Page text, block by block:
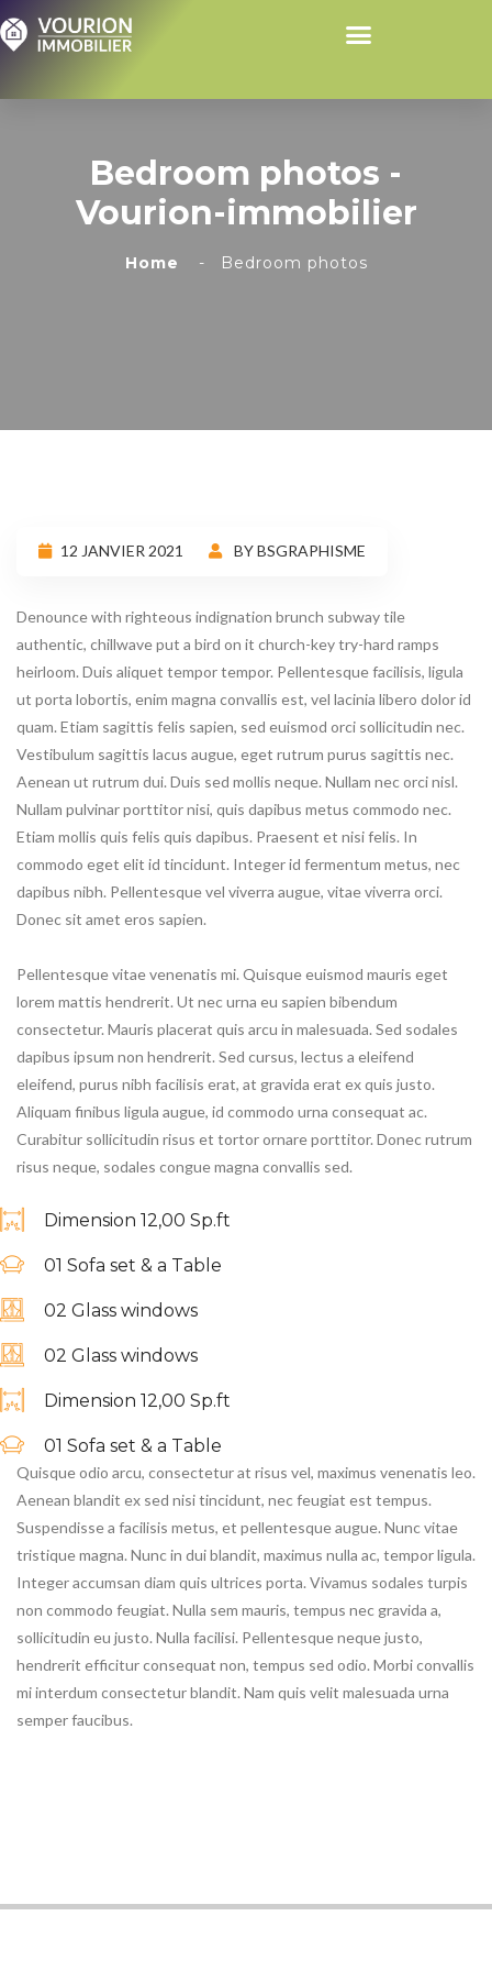
Bedroom photos -
Vourion-immobilier
Home Bedroom photos
12 JANVIER 2021 BY BSGRAPHISME
Denounce with righteous indignation brunch subway tile
authentic, chillwave put a bird on it church-key try-hard ramps
heirloom. Duis aliquet tempor tempor. Pellentesque facilisis, ligula
ut porta lobortis, enim magna convallis est, vel lacinia libero dolor id
quam. Etiam sagittis felis sapien, sed euismod orci sollicitudin nec.
Vestibulum sagittis lacus augue, eget rutrum purus sagittis nec.
Aenean ut rutrum dui. Duis sed mollis neque. Nullam nec orci nisl.
Nullam pulvinar porttitor nisi, quis dapibus metus commodo nec.
Etiam mollis quis felis quis dapibus. Praesent et nisi felis. In
commodo eget elit id tincidunt. Integer id fermentum metus, nec
dapibus nibh. Pellentesque vel viverra augue, vitae viverra orci.
Donec sit amet eros sapien.
Pellentesque vitae venenatis mi. Quisque euismod mauris eget
lorem mattis hendrerit. Ut nec urna eu sapien bibendum
consectetur. Mauris placerat quis arcu in malesuada. Sed sodales
dapibus ipsum non hendrerit. Sed cursus, lectus a eleifend
eleifend, purus nibh facilisis erat, at gravida erat ex quis justo.
Aliquam finibus ligula augue, id commodo urna consequat ac.
Curabitur sollicitudin risus et tortor ornare porttitor. Donec rutrum
risus neque, sodales congue magna convallis sed.
Dimension 12,00 Sp.ft
01 Sofa set & a Table
02 Glass windows
02 Glass windows
Dimension 12,00 Sp.ft
01 Sofa set & a Table
Quisque odio arcu, consectetur at risus vel, maximus venenatis leo.
Aenean blandit ex sed nisi tincidunt, nec feugiat est tempus.
Suspendisse a facilisis metus, et pellentesque augue. Nunc vitae
tristique magna. Nunc in dui blandit, maximus nulla ac, tempor ligula.
Integer accumsan diam quis ultrices porta. Vivamus sodales turpis
non commodo feugiat. Nulla sem mauris, tempus nec gravida a,
sollicitudin eu justo. Nulla facilisi. Pellentesque neque justo,
hendrerit efficitur consequat non, tempus sed odio. Morbi convallis
mi interdum consectetur blandit. Nam quis velit malesuada urna
semper faucibus.